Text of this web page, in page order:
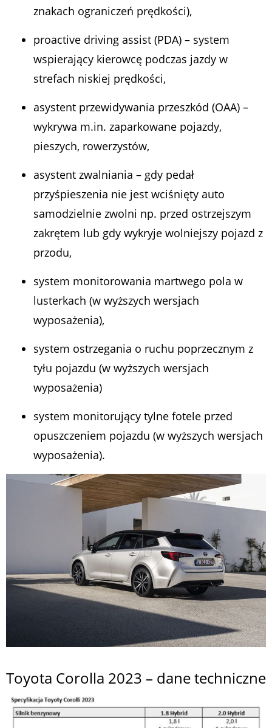
znakach ograniczeń prędkości),
proactive driving assist (PDA) – system
wspierający kierowcę podczas jazdy w
strefach niskiej prędkości,
asystent przewidywania przeszkód (OAA) –
wykrywa m.in. zaparkowane pojazdy,
pieszych, rowerzystów,
asystent zwalniania – gdy pedał
przyśpieszenia nie jest wciśnięty auto
samodzielnie zwolni np. przed ostrzejszym
zakrętem lub gdy wykryje wolniejszy pojazd z
przodu,
system monitorowania martwego pola w
lusterkach (w wyższych wersjach
wyposażenia),
system ostrzegania o ruchu poprzecznym z
tyłu pojazdu (w wyższych wersjach
wyposażenia)
system monitorujący tylne fotele przed
opuszczeniem pojazdu (w wyższych wersjach
wyposażenia).
Toyota Corolla 2023 – dane techniczne